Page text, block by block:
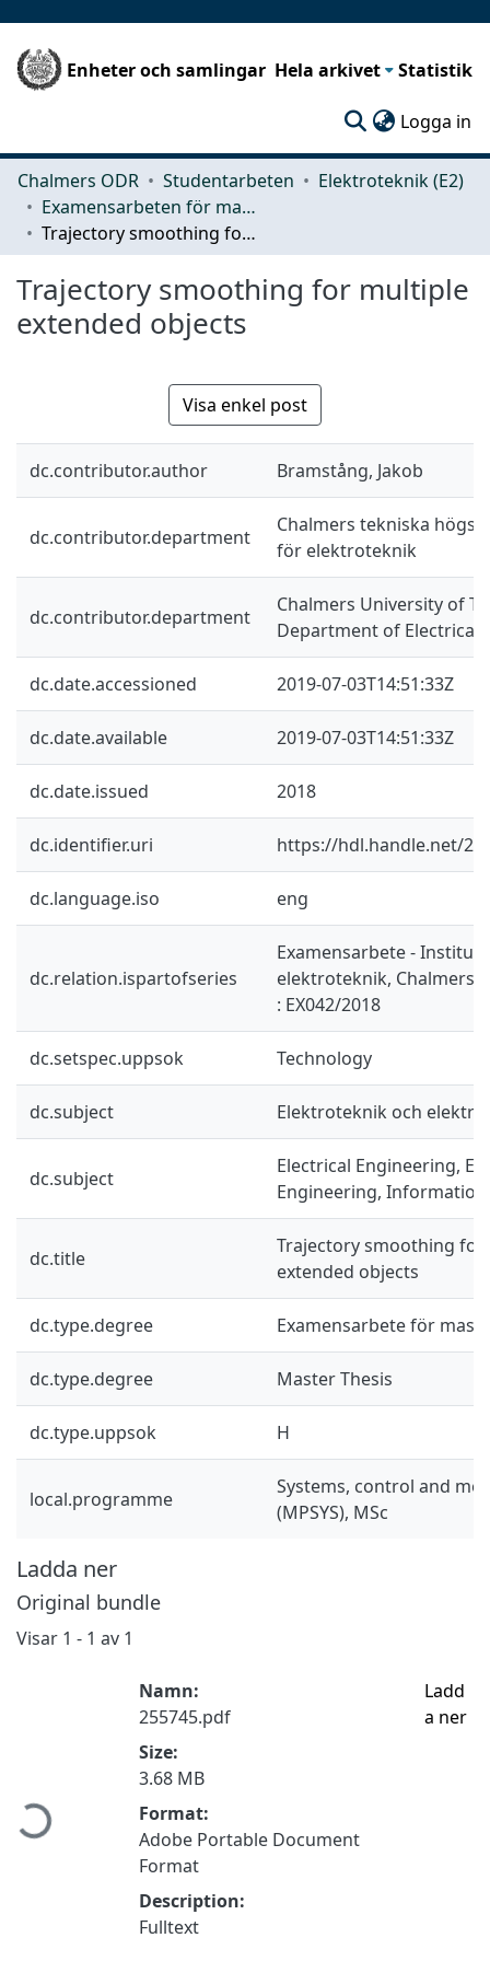
Enheter och samlingar Hela arkivet Statistik
Logga in
Chalmers ODR Studentarbeten
Elektroteknik (E2)
Examensarbeten för masterexamen
Trajectory smoothing for multiple extended objects
Trajectory smoothing for multiple
extended objects
Visa enkel post
dc.contributor.author Bramstång, Jakob
dc.contributor.department
Chalmers tekniska
för elektroteknik
dc.contributor.department
Chalmers University of
Department of Electrical
dc.date.accessioned 2019-07-03T14:51:33Z
dc.date.available 2019-07-03T14:51:33Z
dc.date.issued 2018
dc.identifier.uri https://hdl.handle.net/
dc.language.iso eng
dc.relation.ispartofseries
Examensarbete -
elektroteknik, Chalmers
: EX042/2018
dc.setspec.uppsok Technology
dc.subject Elektroteknik och
dc.subject
Electrical Engineering,
Engineering,
dc.title
Trajectory smoothing
extended objects
dc.type.degree Examensarbete för
dc.type.degree Master Thesis
dc.type.uppsok H
local.programme
Systems, control and
(MPSYS), MSc
Ladda ner
Original bundle
Visar 1 - 1 av 1
Hämtar...
Namn:
255745.pdf
Size:
3.68 MB
Format:
Adobe Portable Document
Format
Description:
Fulltext
Ladd
a ner